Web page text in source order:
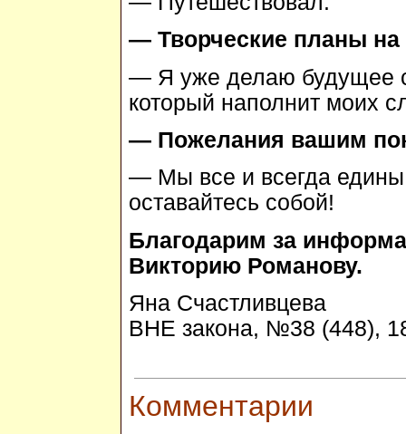
— Творческие планы на
— Я уже делаю будущее
который наполнит моих
— Пожелания вашим
— Мы все и всегда
оставайтесь собой!
Благодарим за
Викторию Романову.
Яна Счастливцева
ВНЕ закона, №38 (448),
Комментарии